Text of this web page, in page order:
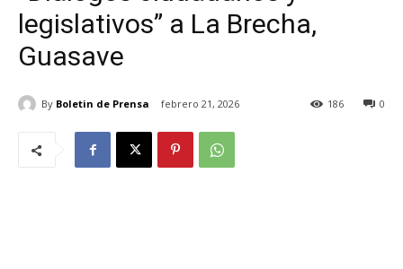
legislativos” a La Brecha,
Guasave
By Boletin de Prensa febrero 21, 2026 0
186